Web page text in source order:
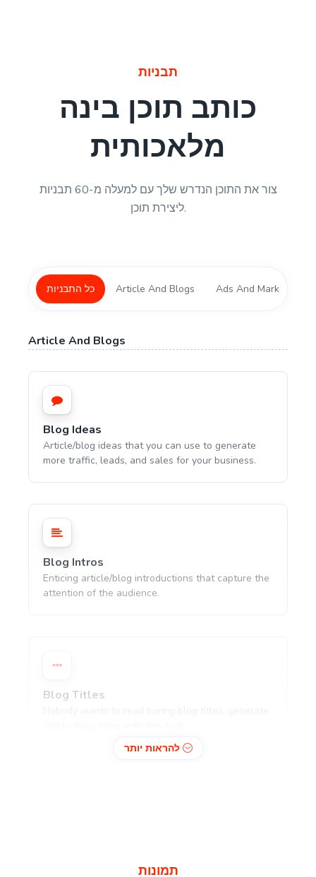
תבניות
כותב תוכן בינה
מלאכותית
צור את התוכן הנדרש שלך עם למעלה מ-60 תבניות
ליצירת תוכן.
כל התבניות Article And Blogs Ads And Marketing
Article And Blogs
Blog Ideas
Article/blog ideas that you can use to generate
more traffic, leads, and sales for your business.
Blog Intros
Enticing article/blog introductions that capture the
attention of the audience.
Blog Titles
להראות יותר
תמונות